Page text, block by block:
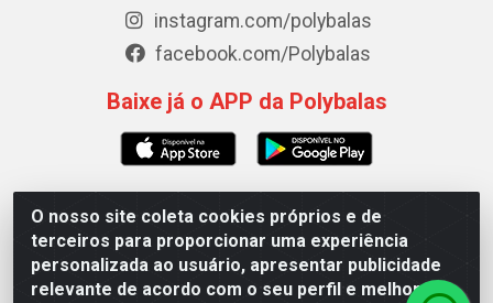
O nosso site coleta cookies próprios e de
terceiros para proporcionar uma experiência
personalizada ao usuário, apresentar publicidade
relevante de acordo com o seu perfil e melhorar a
instagram.com/polybalas
facebook.com/Polybalas
Baixe já o APP da Polybalas
Polybalas - Rua João Miguel de Souza, 173 Galpão B -
Ernesto Geisel, João Pessoa/PB - CEP 58.075-075 - CNPJ
00.909.327/0002-61